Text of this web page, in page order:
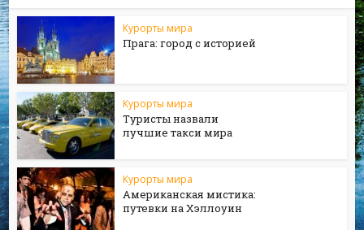
Курорты мира
Прага: город с историей
Курорты мира
Туристы назвали
лучшие такси мира
Курорты мира
Американская мистика:
путевки на Хэллоуин